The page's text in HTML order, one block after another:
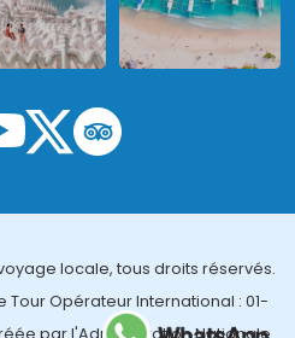
locale, tous droits réservés.
Tour Opérateur International : 01-
par l'Administration Nationale